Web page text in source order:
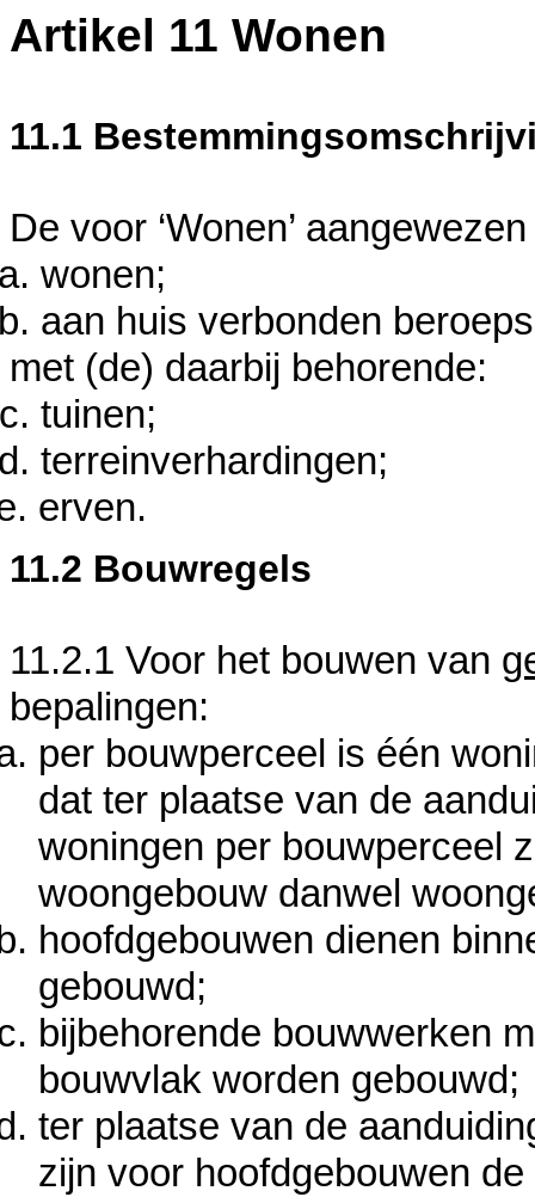
Artikel 11 Wonen
11.1
De voor ‘Wonen’
wonen;
aan huis verbonden
met (de) daarbij behorende:
tuinen;
terreinverhardingen;
erven.
11.2 Bouwregels
11.2.1 Voor het bouwen van
bepalingen:
per bouwperceel is één
dat ter plaatse van de
woningen per bouwperceel
woongebouw danwel
hoofdgebouwen dienen
gebouwd;
bijbehorende bouwwerken
bouwvlak worden gebouwd;
ter plaatse van de
zijn voor hoofdgebouwen